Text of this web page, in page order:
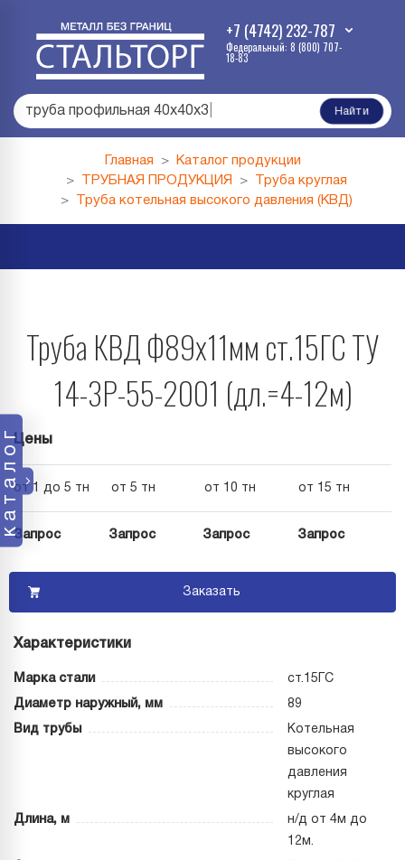
+7 (4742) 232-787
Федеральный: 8 (800) 707-
18-83
труба профильная 40х40х3 Найти
каталог
Главная
Каталог продукции
ТРУБНАЯ ПРОДУКЦИЯ
Труба круглая
Труба котельная высокого давления (КВД)
Труба КВД Ф89х11мм ст.15ГС ТУ
14-3Р-55-2001 (дл.=4-12м)
Цены
от 1 до 5 тн от 5 тн от 10 тн от 15 тн
Запрос Запрос Запрос Запрос
Заказать
Характеристики
Марка стали ст.15ГС
Диаметр наружный, мм 89
Вид трубы
Котельная
высокого
давления
круглая
Длина, м
н/д от 4м до
12м.